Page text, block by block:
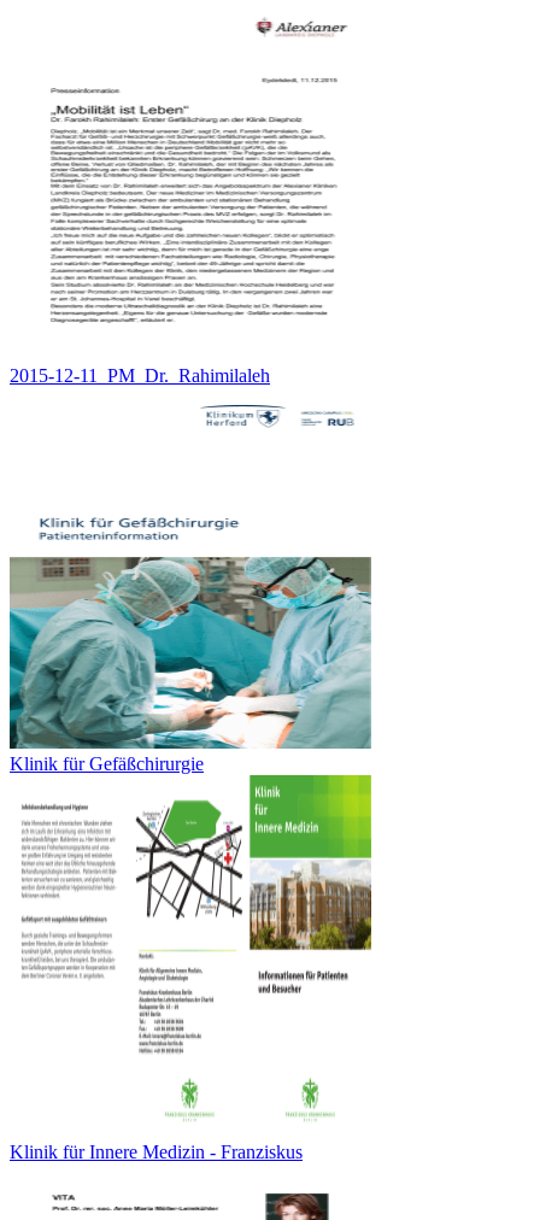
2015-12-11_PM_Dr._Rahimilaleh
Klinik für Gefäßchirurgie
Klinik für Innere Medizin - Franziskus